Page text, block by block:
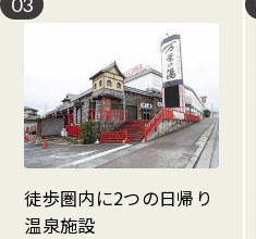
徒歩圏内に2つの日帰り
温泉施設